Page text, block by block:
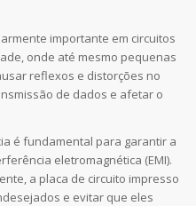
importante em circuitos
onde até mesmo pequenas
reflexos e distorções no
de dados e afetar o
é fundamental para garantir a
eletromagnética (EMI).
a placa de circuito impresso
e evitar que eles